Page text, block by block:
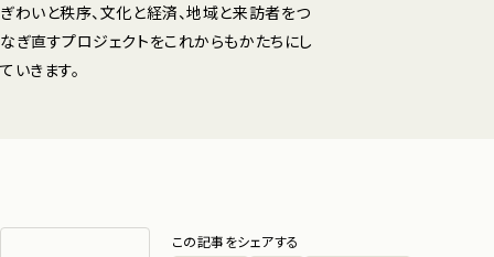
ぎわいと秩序、文化と経済、地域と来訪者をつ
なぎ直すプロジェクトをこれからもかたちにし
ていきます。
この記事をシェアする